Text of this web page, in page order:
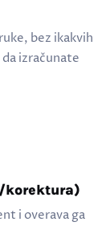
bez ikakvih
izračunate
korektura)
i overava ga